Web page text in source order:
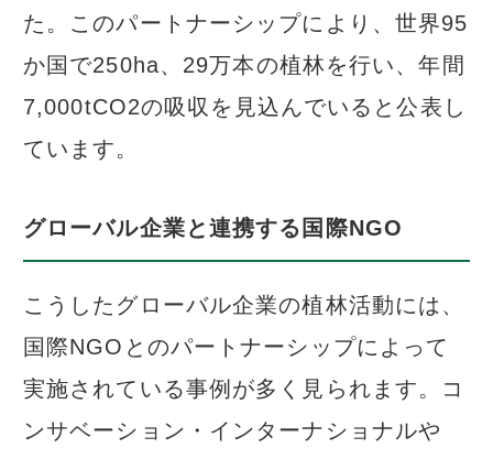
た。このパートナーシップにより、世界95
か国で250ha、29万本の植林を行い、年間
7,000tCO2の吸収を見込んでいると公表し
ています。
グローバル企業と連携する国際NGO
こうしたグローバル企業の植林活動には、
国際NGOとのパートナーシップによって
実施されている事例が多く見られます。コ
ンサベーション・インターナショナルや